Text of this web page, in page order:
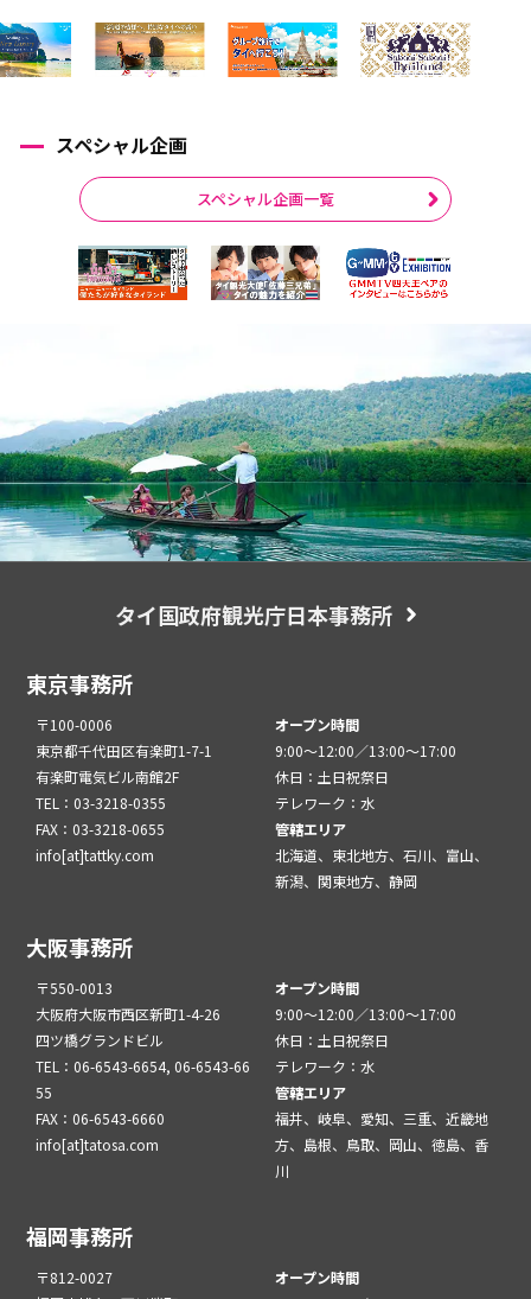
スペシャル企画
スペシャル企画一覧
タイ国政府観光庁日本事務所
東京事務所
〒100-0006
東京都千代田区有楽町1-7-1
有楽町電気ビル南館2F
TEL：03-3218-0355
FAX：03-3218-0655
info[at]tattky.com
オープン時間
9:00～12:00／13:00～17:00
休日：土日祝祭日
テレワーク：水
管轄エリア
北海道、東北地方、石川、富山、
新潟、関東地方、静岡
大阪事務所
〒550-0013
大阪府大阪市西区新町1-4-26
四ツ橋グランドビル
TEL：06-6543-6654, 06-6543-66
55
FAX：06-6543-6660
info[at]tatosa.com
オープン時間
9:00～12:00／13:00～17:00
休日：土日祝祭日
テレワーク：水
管轄エリア
福井、岐阜、愛知、三重、近畿地
方、島根、鳥取、岡山、徳島、香
川
福岡事務所
〒812-0027
オープン時間